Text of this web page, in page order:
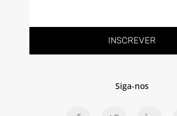
INSCREVER
Siga-nos